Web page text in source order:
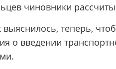
чиновники
выяснилось, теперь,
о введении